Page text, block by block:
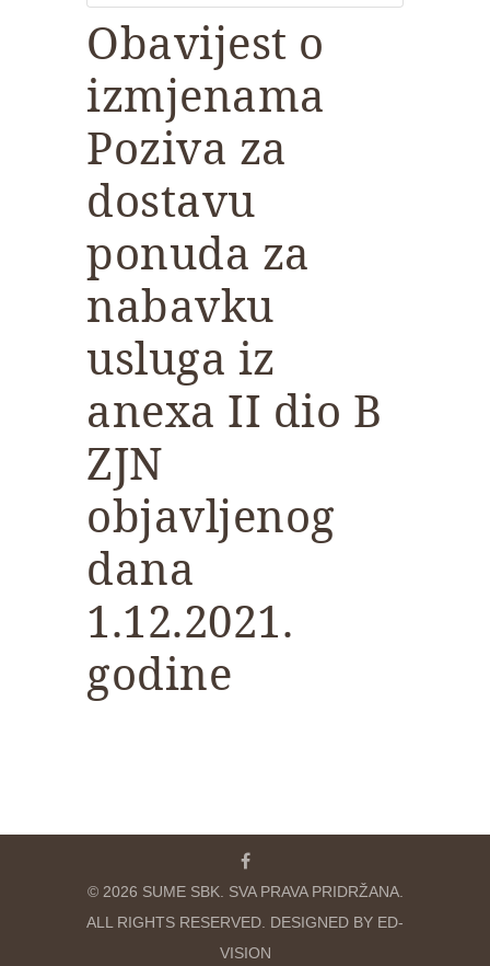
Obavijest o
izmjenama
Poziva za
dostavu
ponuda za
nabavku
usluga iz
anexa II dio B
ZJN
objavljenog
dana
1.12.2021.
godine
© 2026 SUME SBK. SVA PRAVA PRIDRŽANA.
ALL RIGHTS RESERVED. DESIGNED BY ED-
VISION